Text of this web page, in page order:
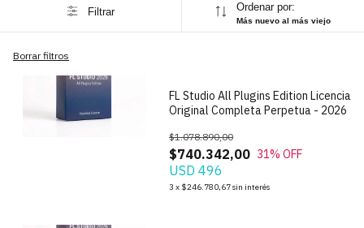
Filtrar Ordenar por:
Más nuevo al más viejo
Borrar filtros
1/9
FL Studio All Plugins Edition Licencia
Original Completa Perpetua - 2026
$740.342,00
$1.078.890,00
31% OFF
USD 496
3 x $246.780,67sin interés